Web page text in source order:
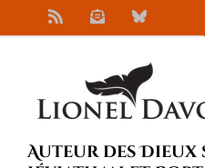
au
NewsletterBluesky
Auteur des Dieux